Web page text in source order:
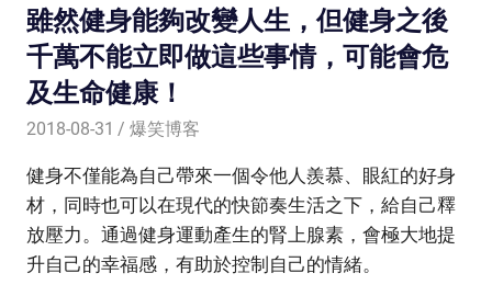
雖然健身能夠改變人生，但健身之後
千萬不能立即做這些事情，可能會危
及生命健康！
2018-08-31 爆笑博客
健身不僅能為自己帶來一個令他人羨慕、眼紅的好身
材，同時也可以在現代的快節奏生活之下，給自己釋
放壓力。通過健身運動產生的腎上腺素，會極大地提
升自己的幸福感，有助於控制自己的情緒。